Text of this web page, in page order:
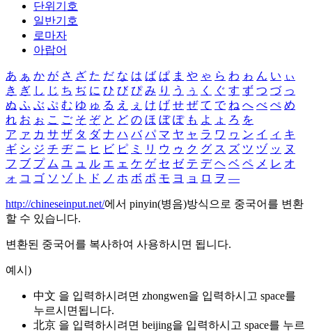
단위기호
일반기호
로마자
아랍어
あ ぁ か が さ ざ た だ な は ば ぱ ま や ゃ ら わ ゎ ん い ぃ
き ぎ し じ ち ぢ に ひ び ぴ み り う ぅ く ぐ す ず つ づ っ
ぬ ふ ぶ ぷ む ゆ ゅ る え ぇ け げ せ ぜ て で ね へ べ ぺ め
れ お ぉ こ ご そ ぞ と ど の ほ ぼ ぽ も よ ょ ろ を
ア ァ カ サ ザ タ ダ ナ ハ バ パ マ ヤ ャ ラ ワ ヮ ン イ ィ キ
ギ シ ジ チ ヂ ニ ヒ ビ ピ ミ リ ウ ゥ ク グ ス ズ ツ ヅ ッ ヌ
フ ブ プ ム ユ ュ ル エ ェ ケ ゲ セ ゼ テ デ ヘ ベ ペ メ レ オ
ォ コ ゴ ソ ゾ ト ド ノ ホ ボ ポ モ ヨ ョ ロ ヲ ―
http://chineseinput.net/에서 pinyin(병음)방식으로 중국어를 변환
할 수 있습니다.
변환된 중국어를 복사하여 사용하시면 됩니다.
예시)
中文 을 입력하시려면 zhongwen을 입력하시고 space를
누르시면됩니다.
北京 을 입력하시려면 beijing을 입력하시고 space를 누르